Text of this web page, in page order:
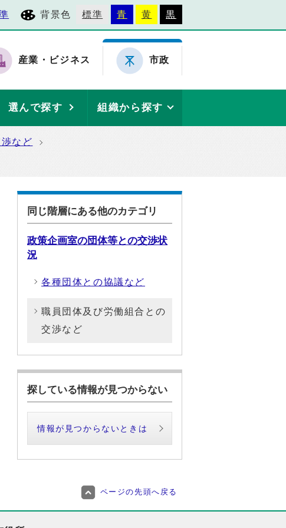
背景色 標準 青 黄 黒
産業・ビジネス 市政
選んで探す 組織から探す
など
同じ階層にある他のカテゴリ
政策企画室の団体等との交渉状
況
各種団体との協議など
職員団体及び労働組合との
交渉など
探している情報が見つからない
情報が見つからないときは
ページの先頭へ戻る